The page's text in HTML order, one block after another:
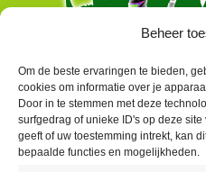
Beheer
Om de beste ervaringen te bieden,
cookies om informatie over je
Door in te stemmen met deze
surfgedrag of unieke ID's op deze
geeft of uw toestemming intrekt, kan
bepaalde functies en mogelijkheden.